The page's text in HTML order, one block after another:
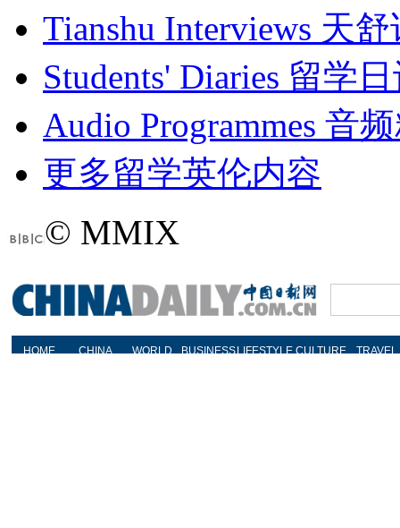
Tianshu Interviews 天
Students' Diaries 留学
Audio Programmes 音
更多留学英伦内容
© MMIX